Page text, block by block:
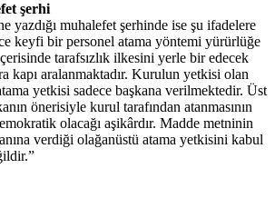
şerhi
yazdığı muhalefet şerhinde ise şu ifadelere
keyfi bir personel atama yöntemi yürürlüğe
tarafsızlık ilkesini yerle bir edecek
kapı aralanmaktadır. Kurulun yetkisi olan
yetkisi sadece başkana verilmektedir. Üst
önerisiyle kurul tarafından atanmasının
olacağı aşikârdır. Madde metninin
verdiği olağanüstü atama yetkisini kabul